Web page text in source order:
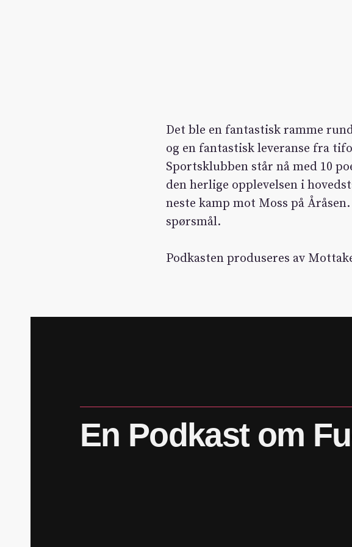
Det ble en fantastisk ramme
og en fantastisk leveranse fra
Sportsklubben står nå med 10
den herlige opplevelsen i
neste kamp mot Moss på
spørsmål.
Podkasten produseres av
En Podkast om